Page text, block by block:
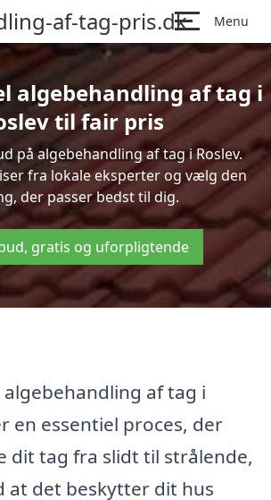
af-tag-pris.dk Menu
algebehandling af tag i
til fair pris
på algebehandling af tag i Roslev.
fra lokale eksperter og vælg den
der passer bedst til dig.
gratis og uforpligtende
af tag i
en essentiel proces, der
dit tag fra slidt til strålende,
at det beskytter dit hus